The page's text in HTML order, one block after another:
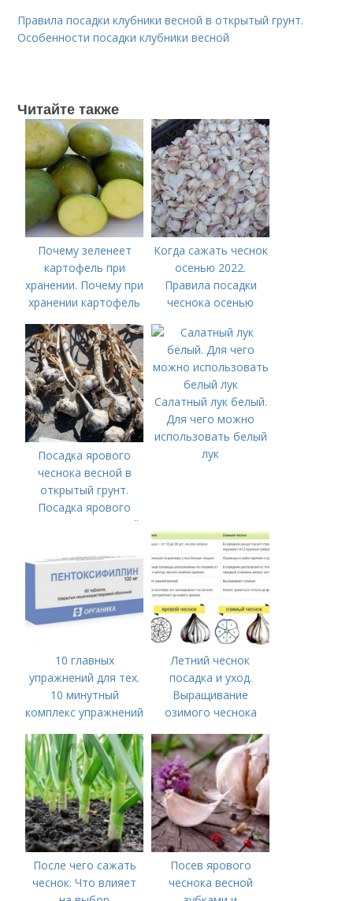
Правила посадки клубники весной в открытый грунт.
Особенности посадки клубники весной
Читайте также
Почему зеленеет
картофель при
хранении. Почему при
хранении картофель
Когда сажать чеснок
осенью 2022.
Правила посадки
чеснока осенью
Посадка ярового
чеснока весной в
открытый грунт.
Посадка ярового
чеснока в открытый
Салатный лук белый.
Для чего можно
использовать белый
лук
10 главных
упражнений для тех.
10 минутный
комплекс упражнений
времени на спорт
Летний чеснок
посадка и уход.
Выращивание
озимого чеснока
После чего сажать
чеснок. Что влияет
Посев ярового
чеснока весной